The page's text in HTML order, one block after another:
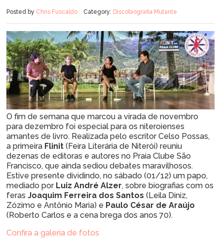
Posted by Chris Fuscaldo Category: Discobiografia Mutante
O fim de semana que marcou a virada de novembro
para dezembro foi especial para os niteroienses
amantes de livro. Realizada pelo escritor Celso Possas,
a primeira Flinit (Feira Literária de Niterói) reuniu
dezenas de editoras e autores no Praia Clube São
Francisco, que ainda sediou debates maravilhosos.
Estive presente dividindo, no sábado (01/12) um papo,
mediado por Luiz André Alzer, sobre biografias com os
feras Joaquim Ferreira dos Santos (Leila Diniz,
Zózimo e Antônio Maria) e Paulo César de Araújo
(Roberto Carlos e a cena brega dos anos 70).
Confira a galeria de fotos